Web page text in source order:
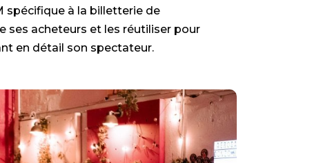
spécifique à la billetterie de
ses acheteurs et les réutiliser pour
en détail son spectateur.